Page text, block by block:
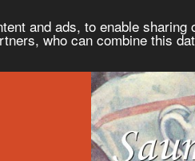
and ads, to enable
who can combine this